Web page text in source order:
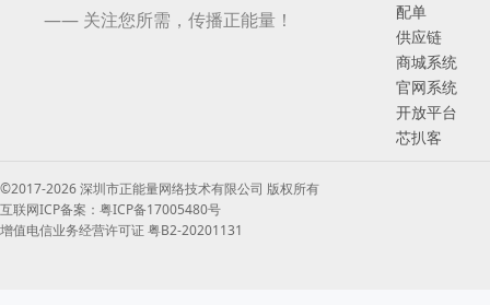
—— 关注您所需，传播正能量！
配单
供应链
商城系统
官网系统
开放平台
芯扒客
©2017-2026 深圳市正能量网络技术有限公司 版权所有
互联网ICP备案：粤ICP备17005480号
增值电信业务经营许可证 粤B2-20201131